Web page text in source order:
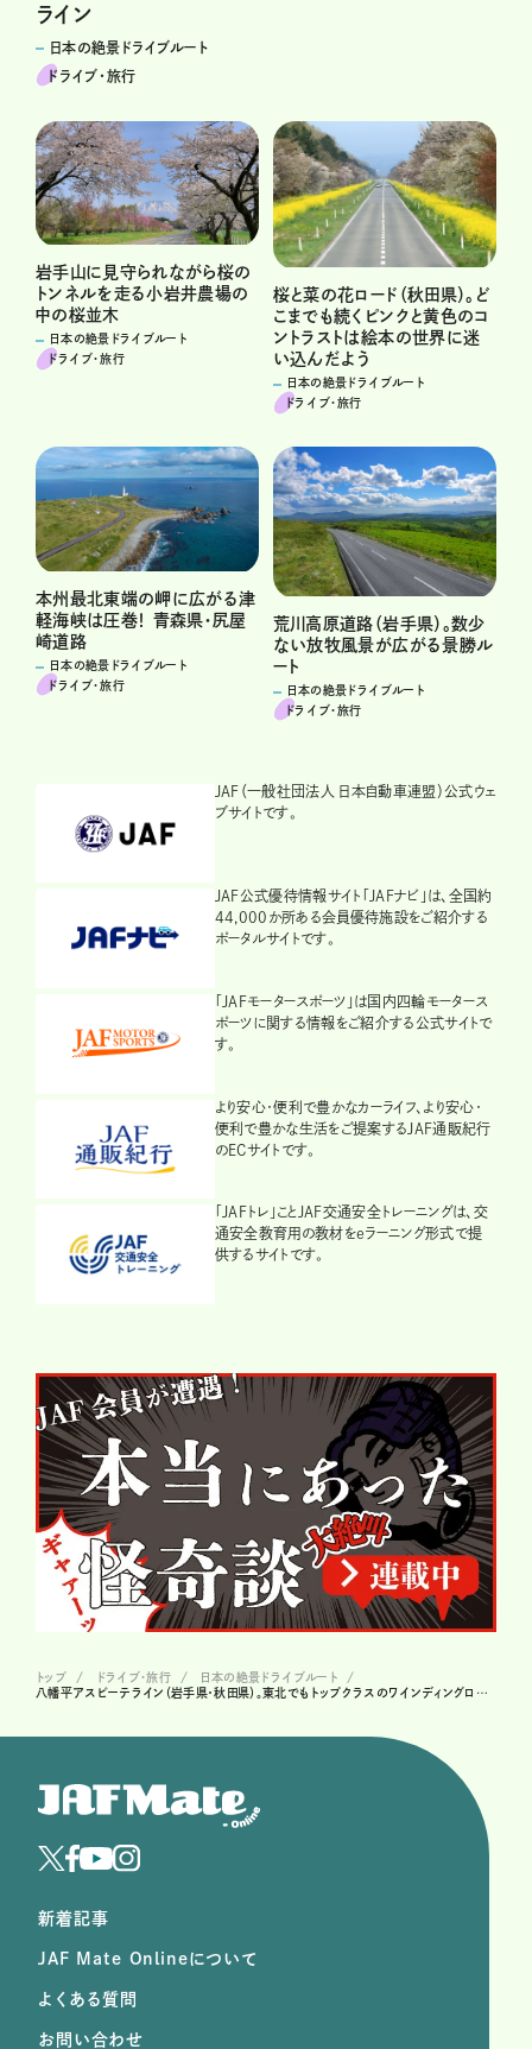
ライン
日本の絶景ドライブルート
ドライブ･旅行
岩手山に見守られながら桜の
トンネルを走る小岩井農場の
中の桜並木
日本の絶景ドライブルート
ドライブ･旅行
桜と菜の花ロード（秋田県）。ど
こまでも続くピンクと黄色のコ
ントラストは絵本の世界に迷
い込んだよう
日本の絶景ドライブルート
ドライブ･旅行
本州最北東端の岬に広がる津
軽海峡は圧巻！ 青森県・尻屋
崎道路
日本の絶景ドライブルート
ドライブ･旅行
荒川高原道路（岩手県）。数少
ない放牧風景が広がる景勝ル
ート
日本の絶景ドライブルート
ドライブ･旅行
JAF（一般社団法人 日本自動車連盟）公式ウェ
ブサイトです。
JAF公式優待情報サイト「JAFナビ」は、全国約
44,000か所ある会員優待施設をご紹介する
ポータルサイトです。
「JAFモータースポーツ」は国内四輪モータース
ポーツに関する情報をご紹介する公式サイトで
す。
より安心・便利で豊かなカーライフ、より安心・
便利で豊かな生活をご提案するJAF通販紀行
のECサイトです。
「JAFトレ」ことJAF交通安全トレーニングは、交
通安全教育用の教材をeラーニング形式で提
供するサイトです。
トップ ドライブ･旅行
日本の絶景ドライブルート
八幡平アスピーテライン（岩手県・秋田県）。東北でもトップクラスのワインディングロード
新着記事
JAF Mate Onlineについて
よくある質問
お問い合わせ